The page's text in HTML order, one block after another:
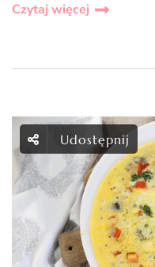
Czytaj więcej
Udostępnij